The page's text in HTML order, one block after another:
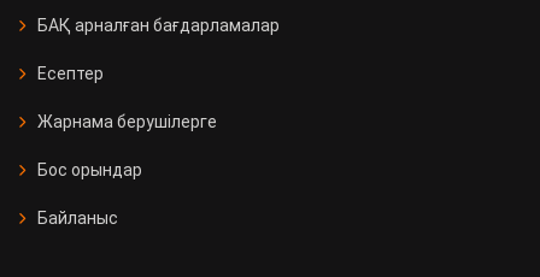
БАҚ арналған бағдарламалар
Есептер
Жарнама берушілерге
Бос орындар
Байланыс